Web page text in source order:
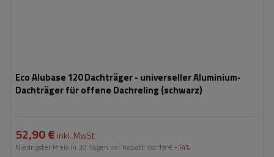
Eco Alubase 120 Dachträger - universeller Aluminium-
Dachträger für offene Dachreling (schwarz)
52,90 € inkl. MwSt
Niedrigster Preis in 30 Tagen vor Rabatt: 62,19 € -14%